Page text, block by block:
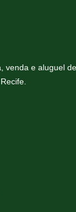
venda e aluguel